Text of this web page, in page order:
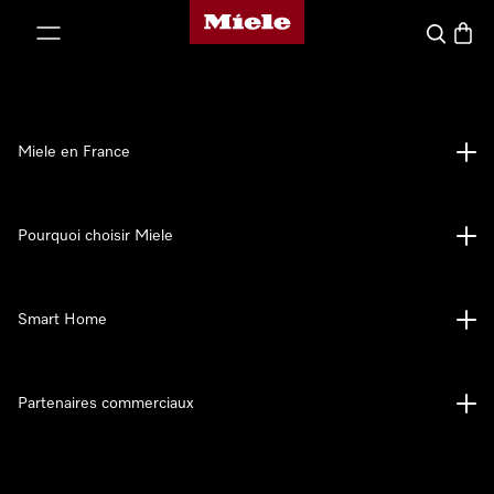
Page d'accueil Miele
Search
Miele en France
Pourquoi choisir Miele
Smart Home
Partenaires commerciaux